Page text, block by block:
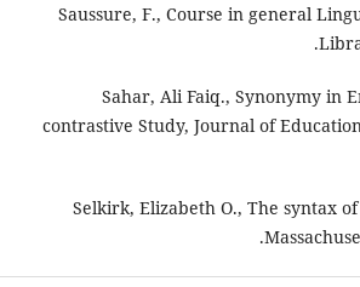
Saussure, F., Course in general
Sahar, Ali Faiq., Synonymy in
contrastive Study, Journal of
Selkirk, Elizabeth O., The syntax